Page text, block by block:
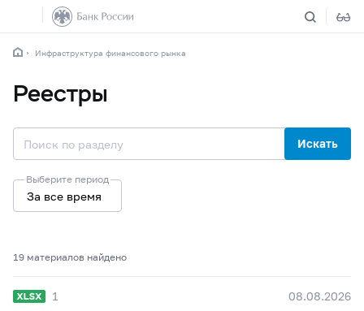
Инфраструктура финансового рынка
Реестры
Искать
Выберите период
За все время
19 материалов найдено
1 08.08.2026